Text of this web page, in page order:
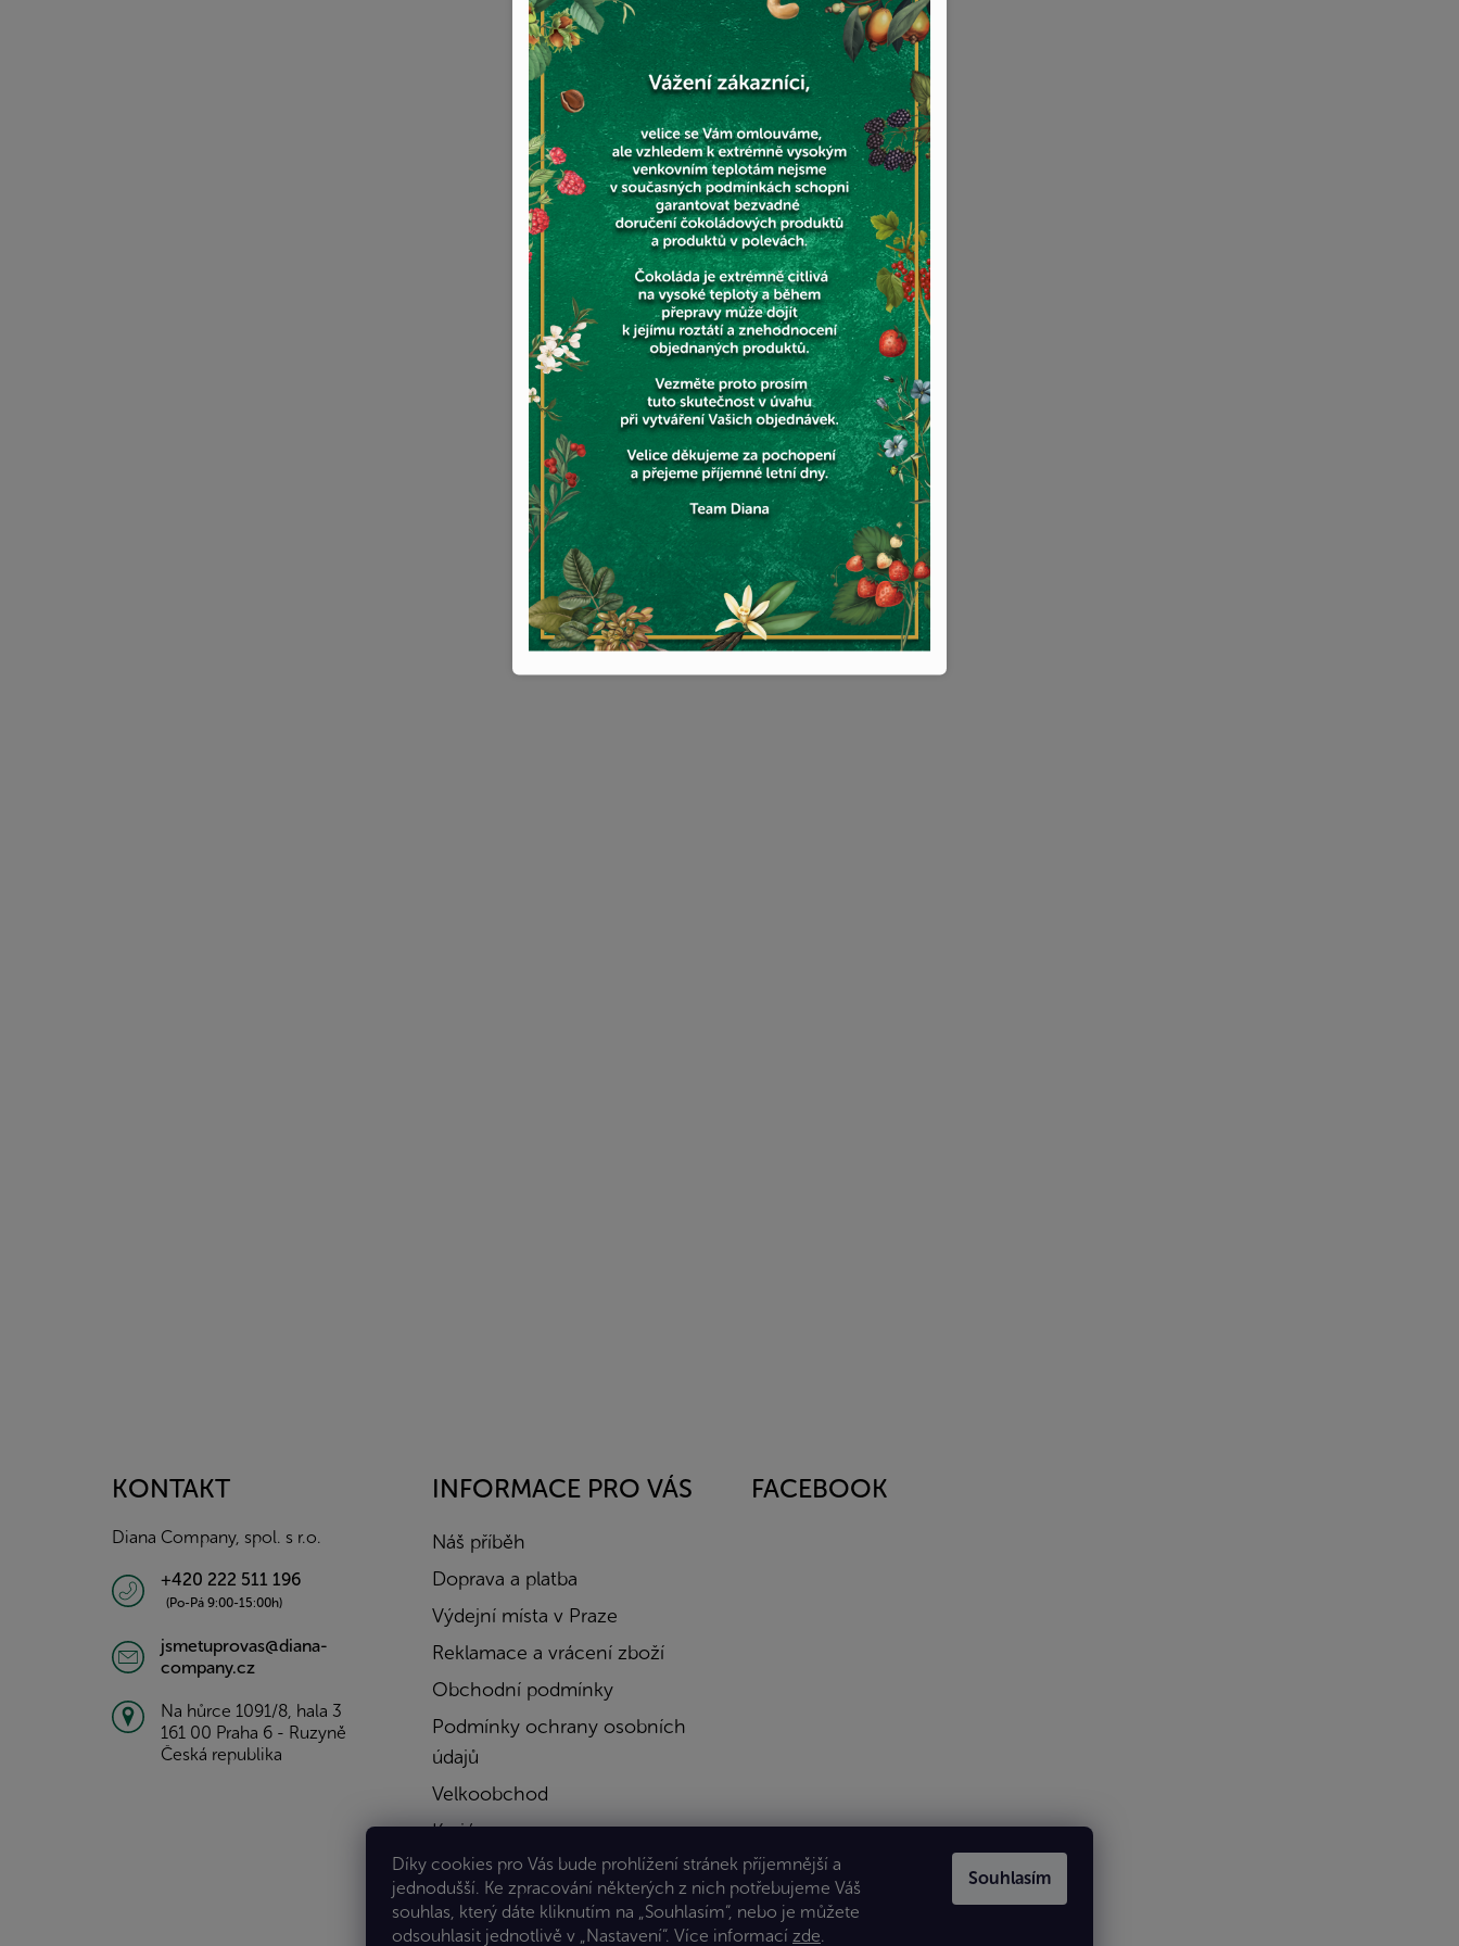
Díky cookies pro Vás bude prohlížení stránek příjemnější a
jednodušší. Ke zpracování některých z nich potřebujeme Váš
souhlas, který dáte kliknutím na „Souhlasím“, nebo je můžete
odsouhlasit jednotlivě v „Nastavení“. Více informací zde.
Souhlasím
KONTAKT
Diana Company, spol. s r.o.
+420 222 511 196
(Po-Pá 9:00-15:00h)
jsmetuprovas@diana-
company.cz
Na hůrce 1091/8, hala 3
161 00 Praha 6 - Ruzyně
Česká republika
INFORMACE PRO VÁS
Náš příběh
Doprava a platba
Výdejní místa v Praze
Reklamace a vrácení zboží
Obchodní podmínky
Podmínky ochrany osobních
údajů
Velkoobchod
Kariéra
Kontakty
FACEBOOK